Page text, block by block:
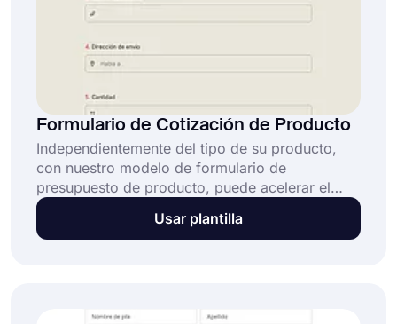
Formulario de Cotización de Producto
Independientemente del tipo de su producto,
con nuestro modelo de formulario de
presupuesto de producto, puede acelerar el
proceso de presupuesto y ahorrar tiempo.
forms.app ofrece uno de los modelos de
Usar plantilla